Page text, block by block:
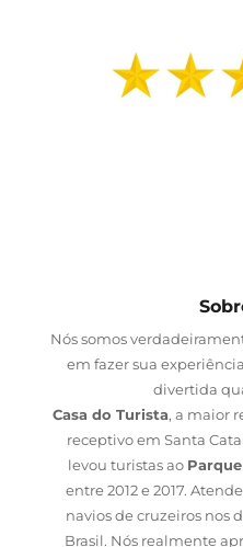
Nós somos
em fazer sua
divertida
Casa do Turista, a maior
receptivo em Santa
levou turistas ao
entre 2012 e 2017.
navios de cruzeiros nos
Brasil. Nós realmente